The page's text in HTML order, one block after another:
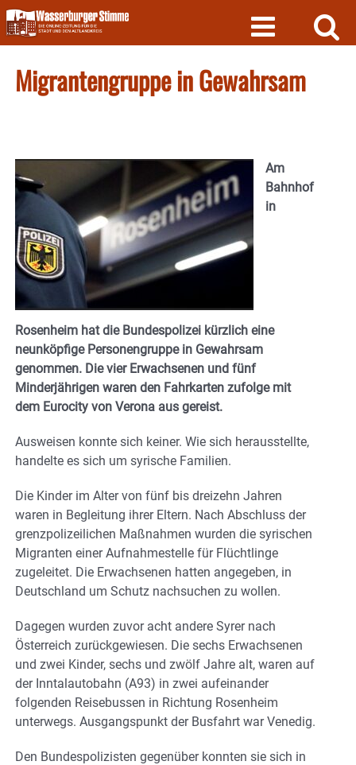
Skip
to
content
Migrantengruppe in Gewahrsam
Am
Bahnhof
in
Rosenheim hat die Bundespolizei kürzlich eine
neunköpfige Personengruppe in Gewahrsam
genommen. Die vier Erwachsenen und fünf
Minderjährigen waren den Fahrkarten zufolge mit
dem Eurocity von Verona aus gereist.
Ausweisen konnte sich keiner. Wie sich herausstellte,
handelte es sich um syrische Familien.
Die Kinder im Alter von fünf bis dreizehn Jahren
waren in Begleitung ihrer Eltern. Nach Abschluss der
grenzpolizeilichen Maßnahmen wurden die syrischen
Migranten einer Aufnahmestelle für Flüchtlinge
zugeleitet. Die Erwachsenen hatten angegeben, in
Deutschland um Schutz nachsuchen zu wollen.
Dagegen wurden zuvor acht andere Syrer nach
Österreich zurückgewiesen. Die sechs Erwachsenen
und zwei Kinder, sechs und zwölf Jahre alt, waren auf
der Inntalautobahn (A93) in zwei aufeinander
folgenden Reisebussen in Richtung Rosenheim
unterwegs. Ausgangspunkt der Busfahrt war Venedig.
Den Bundespolizisten gegenüber konnten sie sich in